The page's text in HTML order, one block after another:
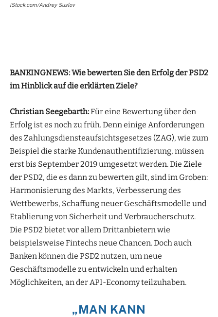
iStock.com/Andrey Suslov
BANKINGNEWS: Wie bewerten Sie den Erfolg der PSD2
im Hinblick auf die erklärten Ziele?
Christian Seegebarth:Für eine Bewertung über den
Erfolg ist es noch zu früh. Denn einige Anforderungen
des Zahlungsdiensteaufsichtsgesetzes (ZAG), wie zum
Beispiel die starke Kundenauthentifizierung, müssen
erst bis September 2019 umgesetzt werden. Die Ziele
der PSD2, die es dann zu bewerten gilt, sind im Groben:
Harmonisierung des Markts, Verbesserung des
Wettbewerbs, Schaffung neuer Geschäftsmodelle und
Etablierung von Sicherheit und Verbraucherschutz.
Die PSD2 bietet vor allem Drittanbietern wie
beispielsweise Fintechs neue Chancen. Doch auch
Banken können die PSD2 nutzen, um neue
Geschäftsmodelle zu entwickeln und erhalten
Möglichkeiten, an der API-Economy teilzuhaben.
„MAN KANN